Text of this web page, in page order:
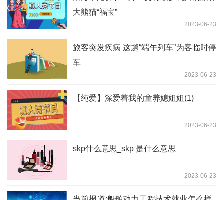
大熊猫“福宝”
2023-06-23
旅客突发疾病 这趟“端午列车”为客临时停
车
2023-06-23
【纯爱】深爱着我的童养媳姐姐(1)
2023-06-23
skp什么意思_skp 是什么意思
2023-06-23